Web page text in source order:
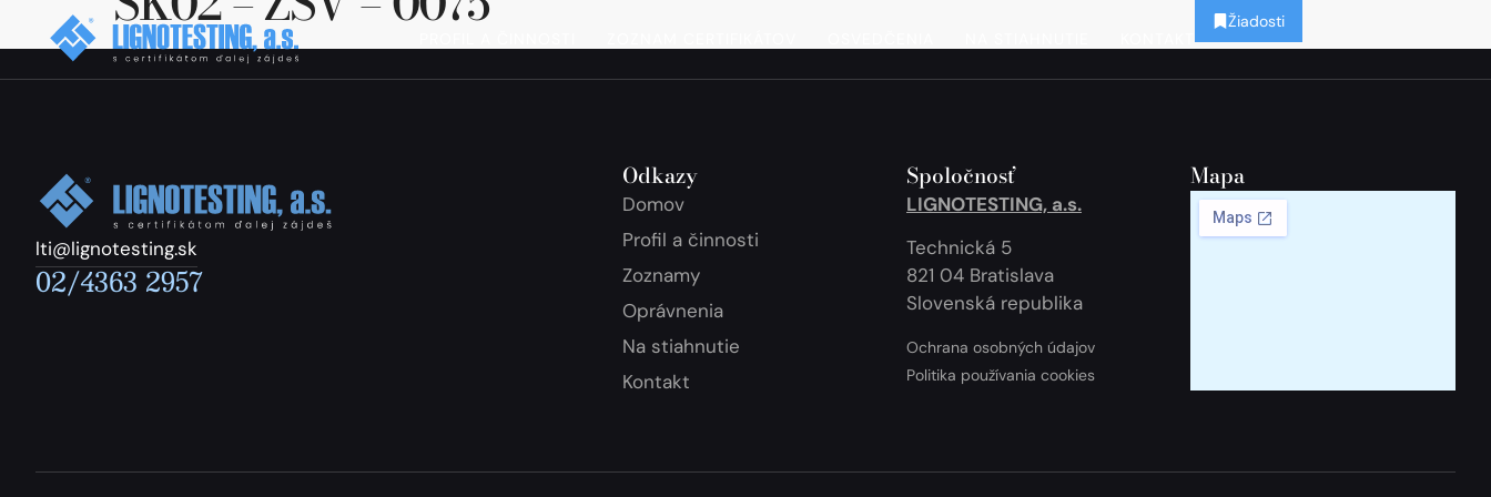
Žiadosti
lti@lignotesting.sk
02/4363 2957
Odkazy
Domov
Profil a činnosti
Zoznamy
Oprávnenia
Na stiahnutie
Kontakt
Spoločnosť
LIGNOTESTING, a.s.
Technická 5
821 04 Bratislava
Slovenská republika
Ochrana osobných údajov
Politika používania cookies
Mapa